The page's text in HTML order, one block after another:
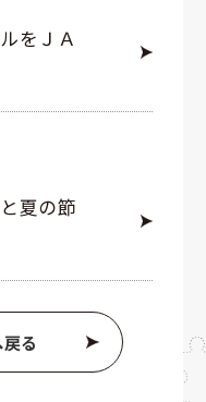
をＪＡ
夏の節
る